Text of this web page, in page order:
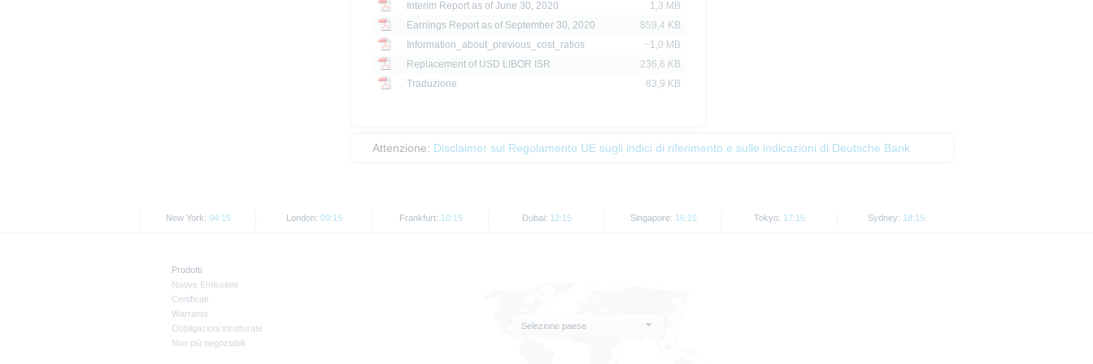
Interim Report as of June 30, 2020
1,3 MB
Earnings Report as of September 30, 2020
859,4 KB
Information_about_previous_cost_ratios
~1,0 MB
Replacement of USD LIBOR ISR
236,6 KB
Traduzione
83,9 KB
Attenzione: Disclaimer sul Regolamento UE sugli indici di riferimento e sulle indicazioni di Deutsche Bank
New York: 04:15 London: 09:15 Frankfurt: 10:15 Dubai: 12:15 Singapore: 16:15 Tokyo: 17:15 Sydney: 18:15
Prodotti
Nuove Emissioni
Certificati
Warrants
Obbligazioni strutturate
Non più negoziabili
Selezione paese
le note integrative contengono informazioni su come tali restrizioni siano applicabili ad uno specifico prodotto: gli utenti dovrebbero leggere tali
In particolare, i titoli non possono essere offerti o venduti negli Stati Uniti d’America e a cittadini USA o residenti negli USA.
I prodotti descritti nel sito X-markets e le informazioni ivi contenute possono essere offerti o venduti solo a persone sottoposte ad altre giurisdizioni,
È vietata la distribuzione diretta o indiretta delle informazioni contenute sul Sito X-markets negli Stati Uniti, in Gran Bretagna, Canada o Giappone,
nonché la sua trasmissione a o per conto di persone statunitensi o residenti negli Stati Uniti.